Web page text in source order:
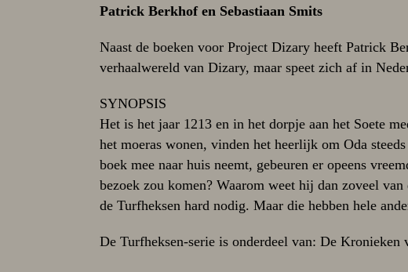
Patrick Berkhof en Sebastiaan Smits
Naast de boeken voor Project Dizary heeft Patrick
verhaalwereld van Dizary, maar speet zich af in
SYNOPSIS
Het is het jaar 1213 en in het dorpje aan het Soete
het moeras wonen, vinden het heerlijk om Oda
boek mee naar huis neemt, gebeuren er opeens
bezoek zou komen? Waarom weet hij dan zoveel
de Turfheksen hard nodig. Maar die hebben hele
De Turfheksen-serie is onderdeel van: De Kronieken